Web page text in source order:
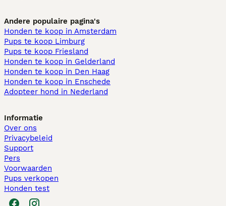
Andere populaire pagina's
Honden te koop in Amsterdam
Pups te koop Limburg​
Pups te koop Friesland​
Honden te koop in Gelderland
Honden te koop in Den Haag
Honden te koop in Enschede
Adopteer hond in Nederland
Informatie
Over ons
Privacybeleid
Support
Pers
Voorwaarden
Pups verkopen
Honden test